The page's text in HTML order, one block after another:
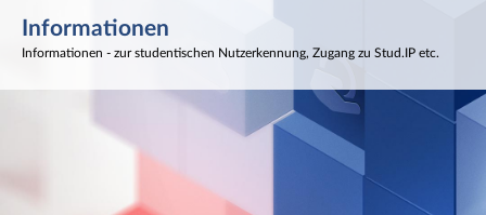
Informationen
Informationen - zur studentischen Nutzerkennung, Zugang zu Stud.IP etc.